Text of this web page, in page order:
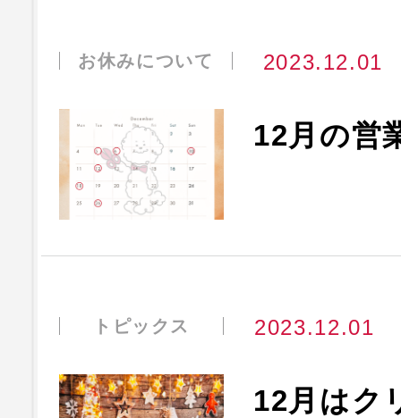
お休みについて 2023.12.01
12月の営
トピックス 2023.12.01
12月はク